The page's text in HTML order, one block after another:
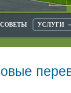
СОВЕТЫ УСЛУГИ